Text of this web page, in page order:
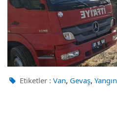
Etiketler : Van, Gevaş, Yangın